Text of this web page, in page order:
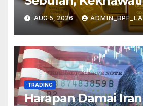
Mereda
AUG 5, 2026
TRADING
Harapan Damai